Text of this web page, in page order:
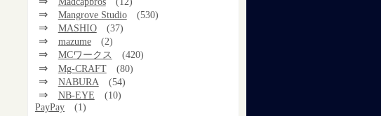
⇒ Mangrove Studio (530)
⇒ MASHIO (37)
⇒ mazume (2)
⇒ MCワークス (420)
⇒ Mg-CRAFT (80)
⇒ NABURA (54)
⇒ NB-EYE
(10)
PayPay
(1)